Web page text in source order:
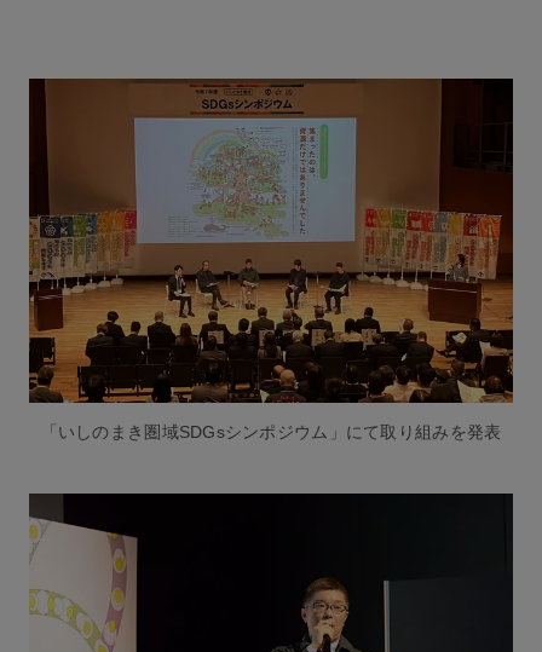
「いしのまき圏域SDGsシンポジウム」にて取り組みを発表